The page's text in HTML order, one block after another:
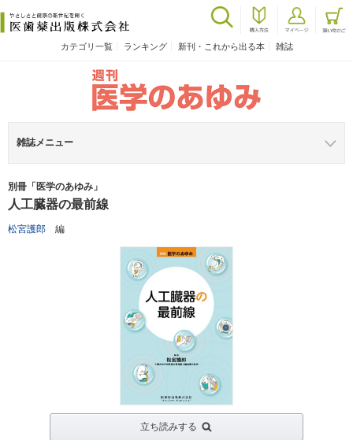
カテゴリ一覧 ランキング 新刊・これから出る本 雑誌
雑誌メニュー
別冊「医学のあゆみ」
人工臓器の最前線
松宮護郎 編
立ち読みする